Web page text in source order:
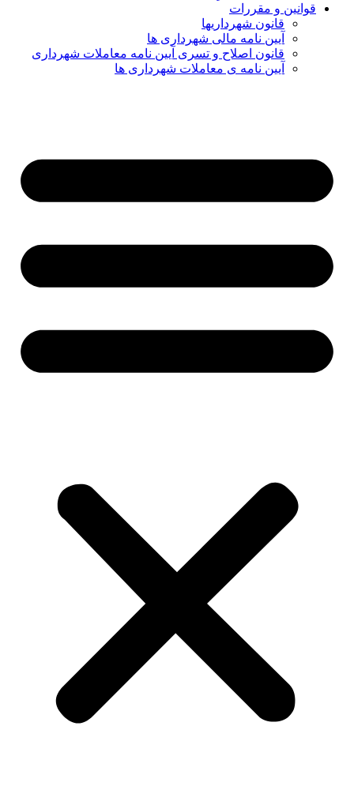
قوانین و مقررات
قانون شهرداریها
آیین نامه مالی شهرداری ها
قانون اصلاح و تسری آیین نامه معاملات شهرداری
آیین نامه ی معاملات شهرداری ها